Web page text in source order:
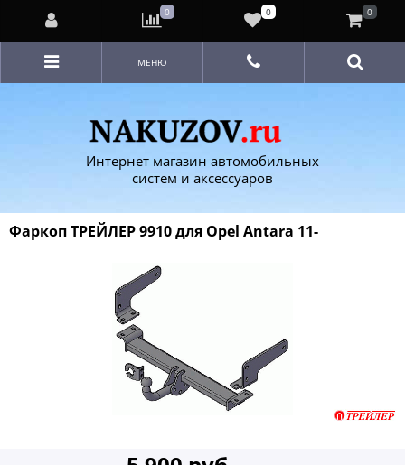
Интернет магазин автомобильных
систем и аксессуаров
МЕНЮ
Фаркоп ТРЕЙЛЕР 9910 для Opel Antara 11-
0 0 0